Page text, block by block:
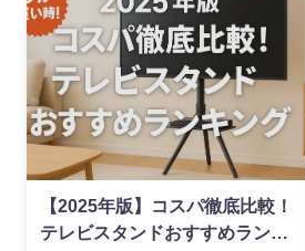
【2025年版】コスパ徹底比較！
テレビスタンドおすすめランキ